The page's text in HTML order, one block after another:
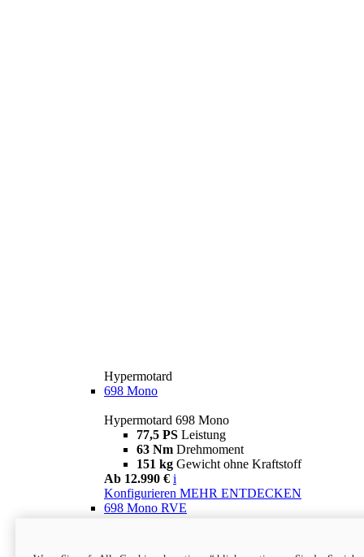
Hypermotard
698 Mono
Hypermotard 698 Mono
77,5 PS Leistung
63 Nm Drehmoment
151 kg Gewicht ohne Kraftstoff
Ab 12.990 € i
Konfigurieren MEHR ENTDECKEN
698 Mono RVE
77,5 PS
Leistung